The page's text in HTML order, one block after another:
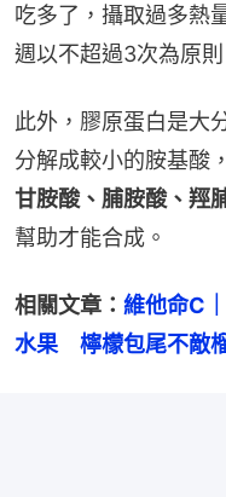
吃多了，攝取過多熱
週以不超過3次為原則
此外，膠原蛋白是大
分解成較小的胺基酸
甘胺酸、脯胺酸、羥
幫助才能合成。
相關文章： 維他命C
水果　檸檬包尾不敵